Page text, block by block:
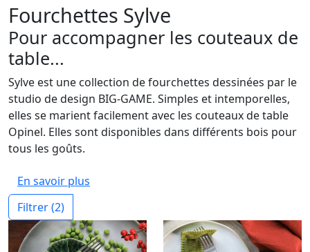
Fourchettes Sylve
Pour accompagner les couteaux de
table...
Sylve est une collection de fourchettes dessinées par le
studio de design BIG-GAME. Simples et intemporelles,
elles se marient facilement avec les couteaux de table
Opinel. Elles sont disponibles dans différents bois pour
tous les goûts.
En savoir plus
Filtrer(2)